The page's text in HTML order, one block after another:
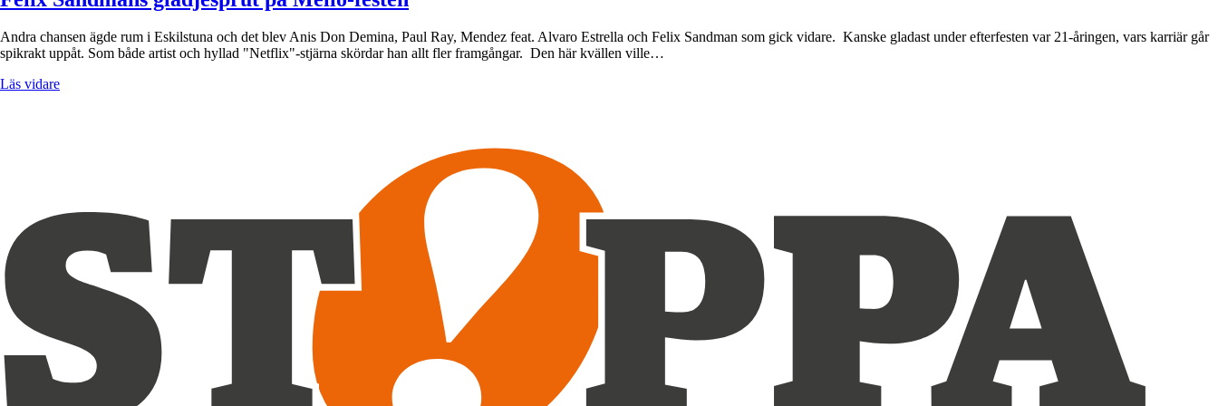
Andra chansen ägde rum i Eskilstuna och det blev Anis Don Demina, Paul Ray, Mendez feat. Alvaro Estrella och Felix Sandman som gick vidare. Kanske gladast under efterfesten var 21-åringen, vars karriär går
spikrakt uppåt. Som både artist och hyllad "Netflix"-stjärna skördar han allt fler framgångar. Den här kvällen ville…
Läs vidare